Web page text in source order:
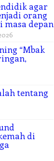
agar
orang
masa depan
“Mbak
tentang
di